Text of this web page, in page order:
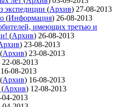
экспедиции (Архив) 27-08-2013
(Информация) 26-08-2013
имеющих третью и
(Архив) 26-08-2013
) 23-08-2013
(Архив) 23-08-2013
22-08-2013
16-08-2013
(Архив) 16-08-2013
(Архив) 12-08-2013
04-2013